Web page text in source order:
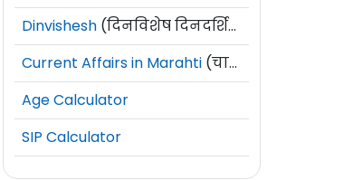
Dinvishesh (दिनविशेष दिनदर्शिका)
Current Affairs in Marahti (चालू घडामोडी)
Age Calculator
SIP Calculator